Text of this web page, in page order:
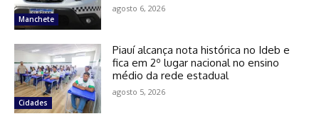
Manchete
agosto 6, 2026
Cidades
Piauí alcança nota histórica no Ideb e
fica em 2º lugar nacional no ensino
médio da rede estadual
agosto 5, 2026